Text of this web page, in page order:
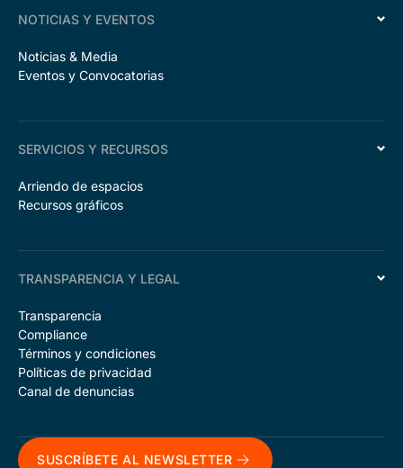
NOTICIAS Y EVENTOS
Noticias & Media
Eventos y Convocatorias
SERVICIOS Y RECURSOS
Arriendo de espacios
Recursos gráficos
TRANSPARENCIA Y LEGAL
Transparencia
Compliance
Términos y condiciones
Políticas de privacidad
Canal de denuncias
SUSCRÍBETE AL NEWSLETTER